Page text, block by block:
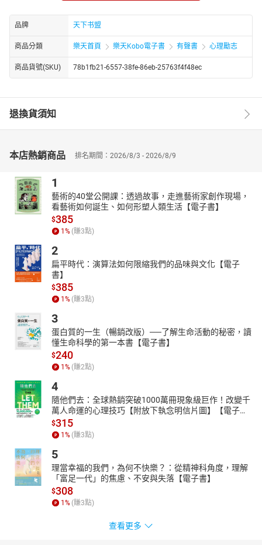
——不做“提线木偶”，女人有思想才有气场
小的时候，女人为父母而活，因为孩子是父母的希望；结婚之后，
女人为丈夫而活，因为丈夫是自己的依靠；生了孩子之后，女人为
孩子而活，因为孩子是自己的寄托……到头来，你会发现：原来自己
这一生，都在为别人而活。这是女人该有的命运吗？女人是否应该
——正确认识自己：成熟女人应该知道为谁而活
品牌 天下书盟
商品分類 樂天首頁 樂天Kobo電子書 有聲書 心理勵志
商品貨號(SKU) 78b1fb21-6557-38fe-86eb-25763f4f48ec
退換貨須知
本店熱銷商品 排名期間：2026/8/3 - 2026/8/9
1
藝術的40堂公開課：透過故事，走進藝術家創作現場，
看藝術如何誕生、如何形塑人類生活【電子書】
$385
1 % (賺3點)
2
扁平時代：演算法如何限縮我們的品味與文化【電子
書】
$385
1 % (賺3點)
3
蛋白質的一生（暢銷改版）──了解生命活動的秘密，讀
懂生命科學的第一本書【電子書】
$240
1 % (賺2點)
4
隨他們去：全球熱銷突破1000萬冊現象級巨作！改變千
萬人命運的心理技巧【附放下執念明信片圖】【電子
書】
$315
1 % (賺3點)
5
理當幸福的我們，為何不快樂？：從精神科角度，理解
「富足一代」的焦慮、不安與失落【電子書】
$308
1 % (賺3點)
查看更多